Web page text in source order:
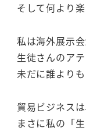
そして何より楽
私は海外展示
生徒さんのアテ
未だに誰より
貿易ビジネスは
まさに私の「